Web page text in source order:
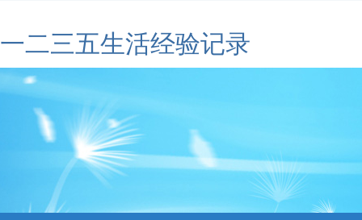
一二三五生活经验记录